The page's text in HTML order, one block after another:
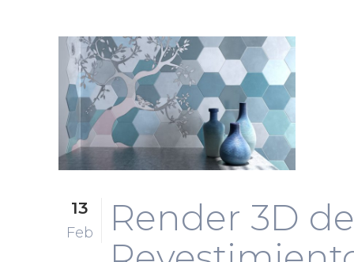
13
Feb
Render 3D de